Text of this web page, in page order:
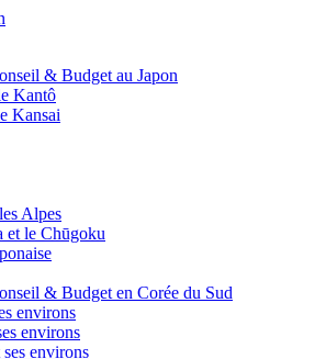
& Budget au Japon
Kantô
Kansai
Alpes
et le Chūgoku
& Budget en Corée du Sud
environs
environs
environs